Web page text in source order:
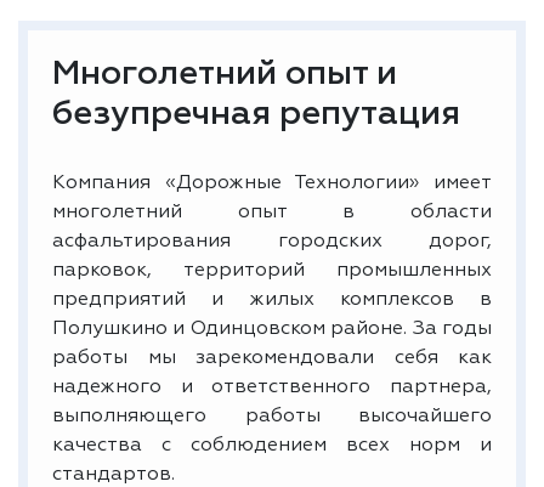
Многолетний опыт и
безупречная репутация
Компания «Дорожные Технологии» имеет
многолетний опыт в области
асфальтирования городских дорог,
парковок, территорий промышленных
предприятий и жилых комплексов в
Полушкино и Одинцовском районе. За годы
работы мы зарекомендовали себя как
надежного и ответственного партнера,
выполняющего работы высочайшего
качества с соблюдением всех норм и
стандартов.